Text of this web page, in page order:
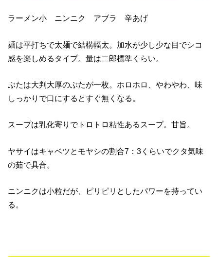
ラーメン小 ニンニク アブラ 辛あげ
麺は平打ちで太麺で結構幅太。加水が少し少な目でシコ
感を楽しめるタイプ。量は二郎標準くらい。
ぶたは大判大厚のぶたが一枚。ホロホロ、やわやわ、味
しっかりで口にするとすぐ無くなる。
スープは乳化寄りでトロトロ粘性あるスープ。甘旨。
ヤサイはキャベツとモヤシの割合7：3くらいでクタ気味
の茹で具合。
ニンニクは小粒だが、ピリピリとしたパワーを持ってい
る。